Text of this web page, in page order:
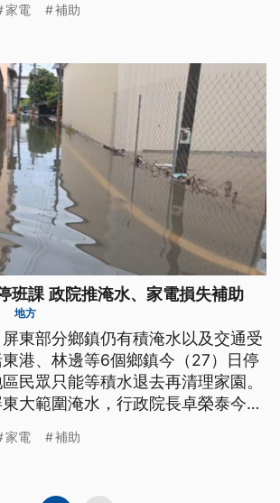
家電 補助
班課 政院推淹水、家電損失補助
地方
東部分鄉鎮仍有積淹水以及交通受
港、林邊等6個鄉鎮今（27）日停
民眾只能等積水退去再清理家園。
大範圍淹水，行政院長卓榮泰今日
家電 補助